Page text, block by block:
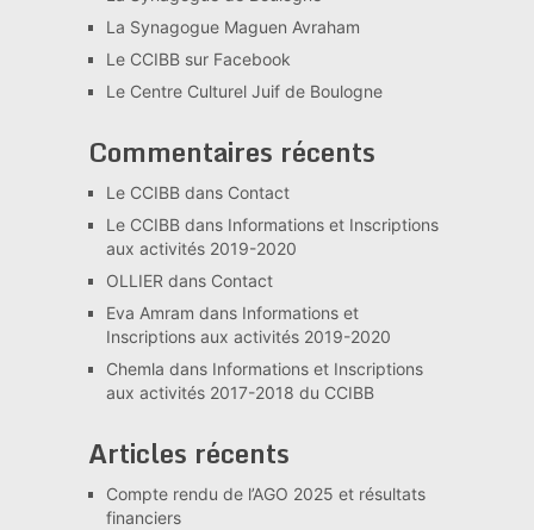
La Synagogue Maguen Avraham
Le CCIBB sur Facebook
Le Centre Culturel Juif de Boulogne
Commentaires récents
Le CCIBBdans Contact
Le CCIBBdans Informations et Inscriptions
aux activités 2019-2020
OLLIER dans Contact
Eva Amram dans Informations et
Inscriptions aux activités 2019-2020
Chemla dans Informations et Inscriptions
aux activités 2017-2018 du CCIBB
Articles récents
Compte rendu de l’AGO 2025 et résultats
financiers